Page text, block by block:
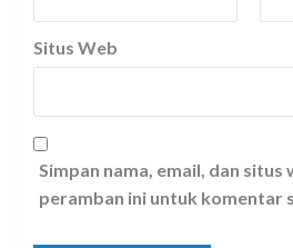
Situs Web
Simpan nama, email, dan situs
peramban ini untuk komentar